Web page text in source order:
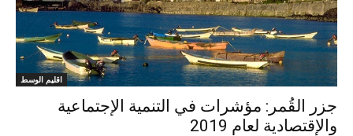
اقليم الوسط
جزر القُمر: مؤشرات في التنمية الإجتماعية
والإقتصادية لعام 2019